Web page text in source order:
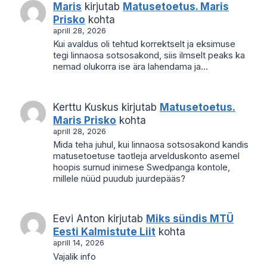
Maris kirjutab Matusetoetus. Maris
Prisko kohta
aprill 28, 2026
Kui avaldus oli tehtud korrektselt ja eksimuse
tegi linnaosa sotsosakond, siis ilmselt peaks ka
nemad olukorra ise ära lahendama ja…
Kerttu Kuskus kirjutab Matusetoetus.
Maris Prisko kohta
aprill 28, 2026
Mida teha juhul, kui linnaosa sotsosakond kandis
matusetoetuse taotleja arvelduskonto asemel
hoopis surnud inimese Swedpanga kontole,
millele nüüd puudub juurdepääs?
Eevi Anton kirjutab Miks sündis MTÜ
Eesti Kalmistute Liit kohta
aprill 14, 2026
Vajalik info